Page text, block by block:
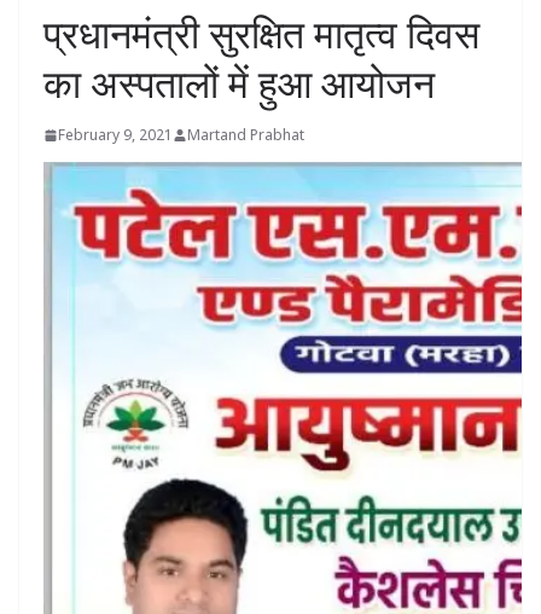
प्रधानमंत्री सुरक्षित मातृत्व दिवस
का अस्पतालों में हुआ आयोजन
February 9, 2021 Martand Prabhat